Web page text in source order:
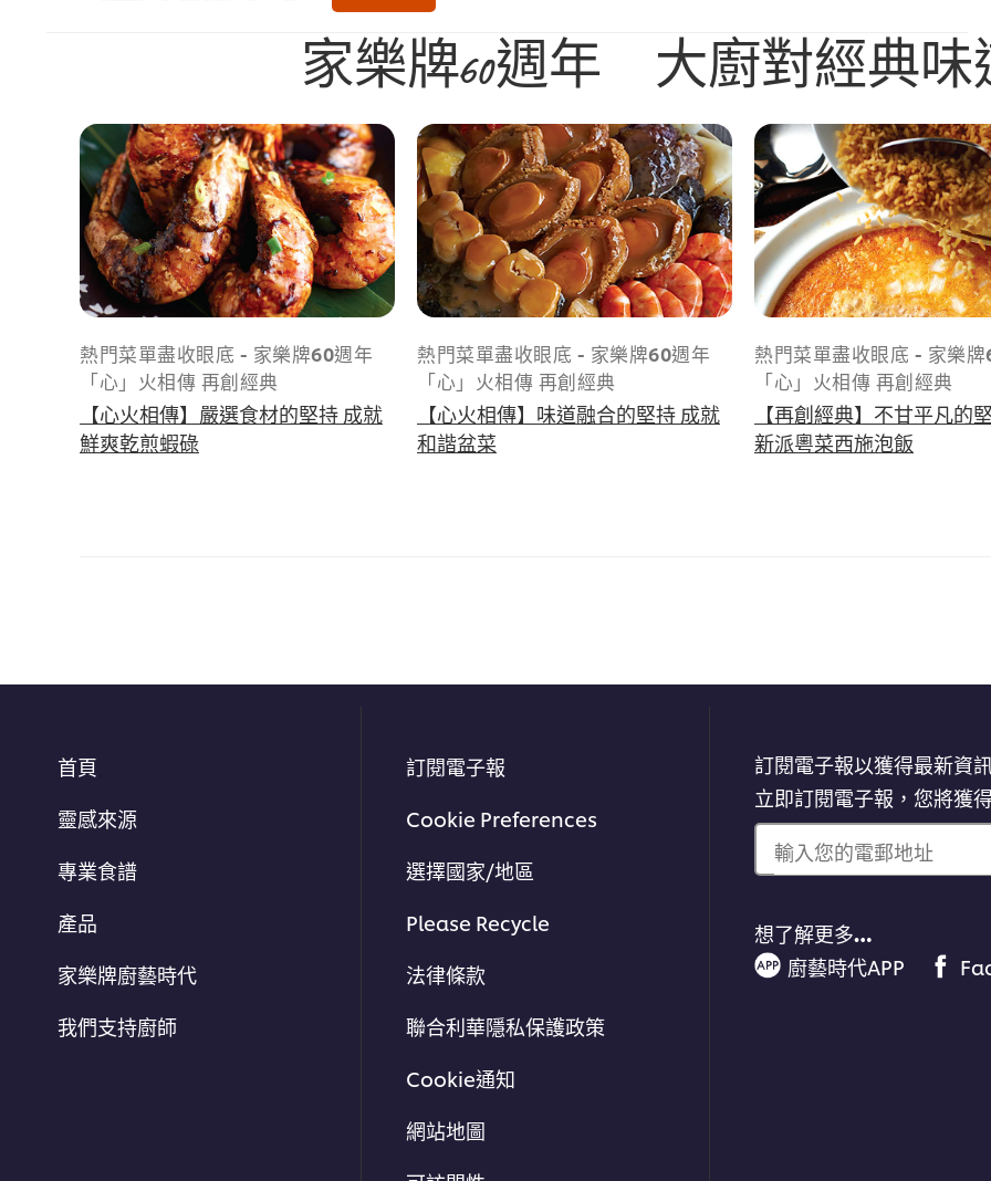
家樂牌60週年 大廚對經典味
熱門菜單盡收眼底 - 家樂牌60週年
「心」火相傳 再創經典
【心火相傳】嚴選食材的堅持 成就
鮮爽乾煎蝦碌
熱門菜單盡收眼底 - 家樂牌60週年
「心」火相傳 再創經典
【心火相傳】味道融合的堅持 成就
和諧盆菜
熱門菜單盡收眼底 - 家樂
「心」火相傳 再創經典
【再創經典】不甘平凡的
新派粵菜西施泡飯
首頁
靈感來源
專業食譜
產品
家樂牌廚藝時代
我們支持廚師
訂閱電子報
Cookie Preferences
選擇國家/地區
Please Recycle
法律條款
聯合利華隱私保護政策
Cookie通知
網站地圖
訂閱電子報以獲得最新資
立即訂閱電子報，您將獲
輸入您的電郵地址
想了解更多…
廚藝時代APP